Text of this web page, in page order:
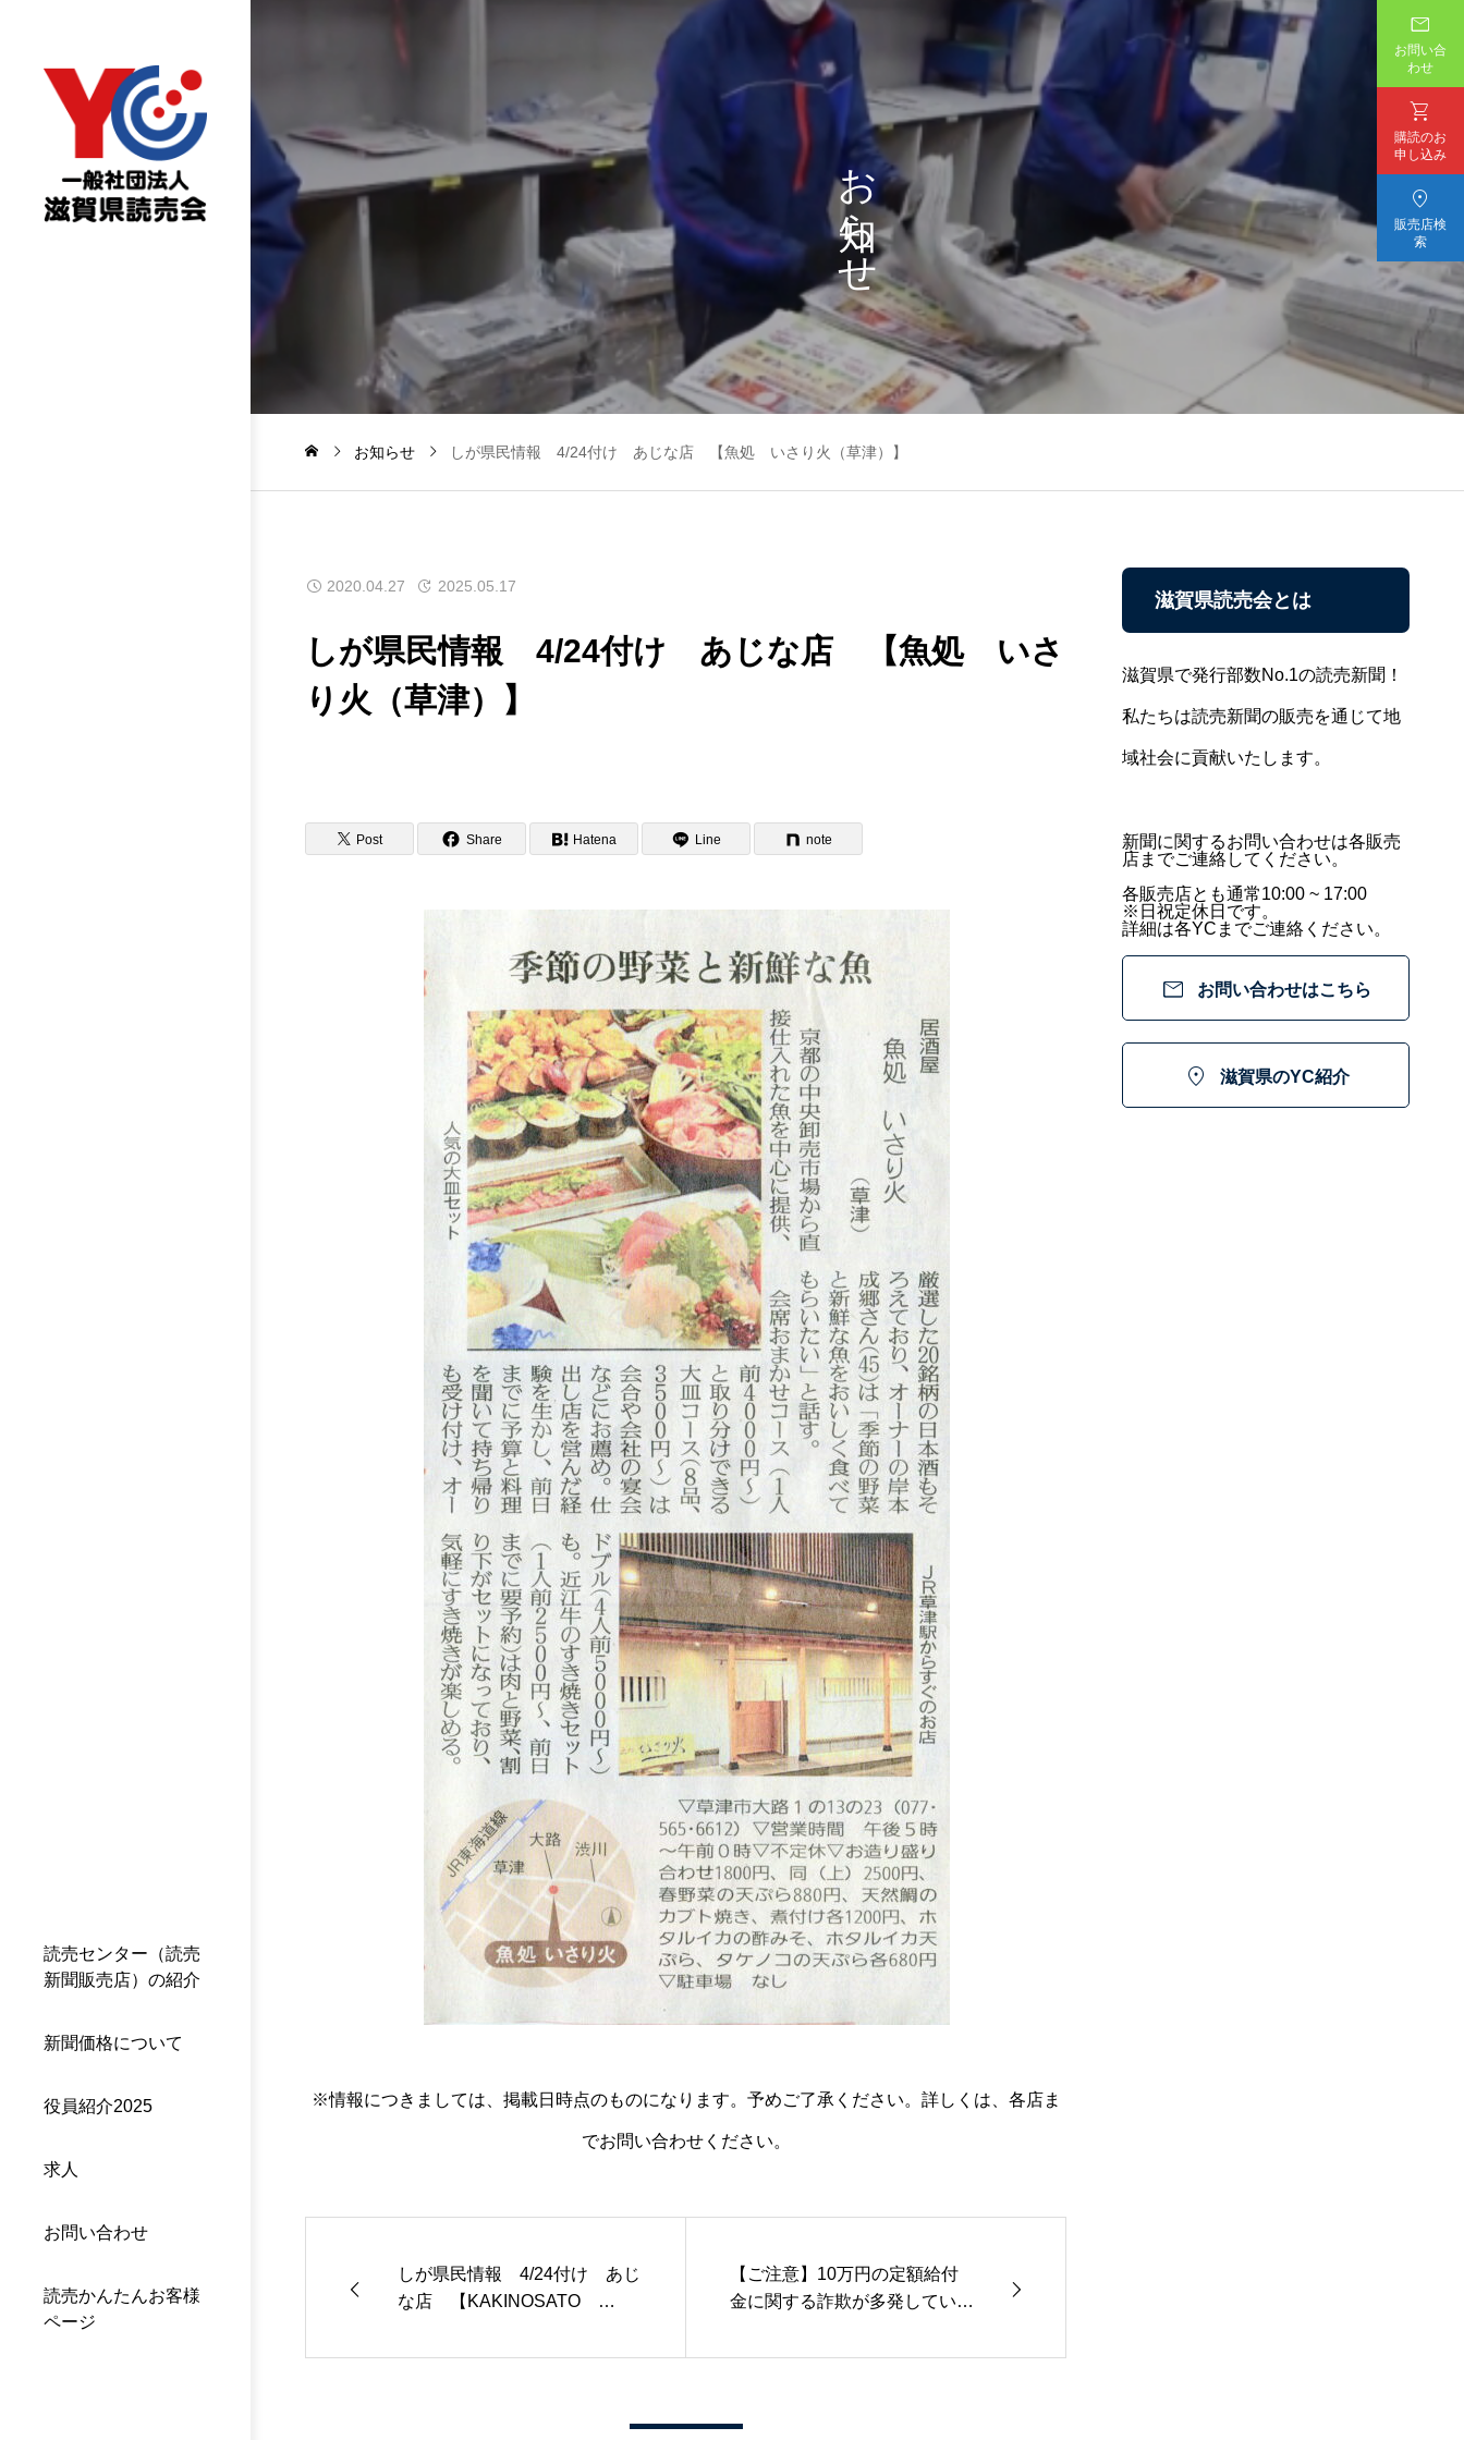
読売センター（読売
新聞販売店）の紹介
新聞価格について
役員紹介2025
求人
お問い合わせ
読売かんたんお客様
ページ

お問い合
わせ

購読のお
申し込み

販売店検
索
お
ら
せ
お知らせ しが県民情報 4/24付け あじな店 【魚処 いさり火（草津）】
2020.04.27 2025.05.17
しが県民情報 4/24付け あじな店 【魚処 いさ
り火（草津）】
Post Share Hatena Line note
※情報につきましては、掲載日時点のものになります。予めご了承ください。詳しくは、各店ま
でお問い合わせください。
しが県民情報 4/24付け あじ
な店 【KAKINOSATO
（大津）】
【ご注意】10万円の定額給付
金に関する詐欺が多発していま
滋賀県読売会とは
滋賀県で発行部数No.1の読売新聞！
私たちは読売新聞の販売を通じて地
域社会に貢献いたします。
新聞に関するお問い合わせは各販売
店までご連絡してください。
各販売店とも通常10:00 ~ 17:00
※日祝定休日です。
詳細は各YCまでご連絡ください。
 お問い合わせはこちら
 滋賀県のYC紹介